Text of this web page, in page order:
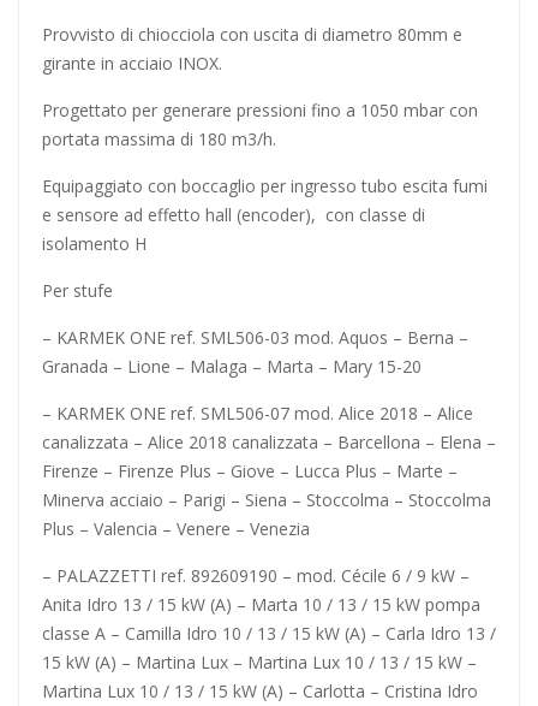
Provvisto di chiocciola con uscita di diametro 80mm e
girante in acciaio INOX.
Progettato per generare pressioni fino a 1050 mbar con
portata massima di 180 m3/h.
Equipaggiato con boccaglio per ingresso tubo escita fumi
e sensore ad effetto hall (encoder), con classe di
isolamento H
Per stufe
– KARMEK ONE ref. SML506-03 mod. Aquos – Berna –
Granada – Lione – Malaga – Marta – Mary 15-20
– KARMEK ONE ref. SML506-07 mod. Alice 2018 – Alice
canalizzata – Alice 2018 canalizzata – Barcellona – Elena –
Firenze – Firenze Plus – Giove – Lucca Plus – Marte –
Minerva acciaio – Parigi – Siena – Stoccolma – Stoccolma
Plus – Valencia – Venere – Venezia
– PALAZZETTI ref. 892609190 – mod. Cécile 6 / 9 kW –
Anita Idro 13 / 15 kW (A) – Marta 10 / 13 / 15 kW pompa
classe A – Camilla Idro 10 / 13 / 15 kW (A) – Carla Idro 13 /
15 kW (A) – Martina Lux – Martina Lux 10 / 13 / 15 kW –
Martina Lux 10 / 13 / 15 kW (A) – Carlotta – Cristina Idro